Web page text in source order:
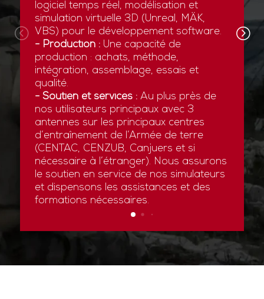
logiciel temps réel, modélisation et
simulation virtuelle 3D (Unreal, MÄK,
VBS) pour le développement software.
- Production :Une capacité de
production : achats, méthode,
intégration, assemblage, essais et
qualité.
- Soutien et services :Au plus près de
nos utilisateurs principaux avec 3
antennes sur les principaux centres
d’entraînement de l’Armée de terre
(CENTAC, CENZUB, Canjuers et si
nécessaire à l’étranger). Nous assurons
le soutien en service de nos simulateurs
et dispensons les assistances et des
formations nécessaires.